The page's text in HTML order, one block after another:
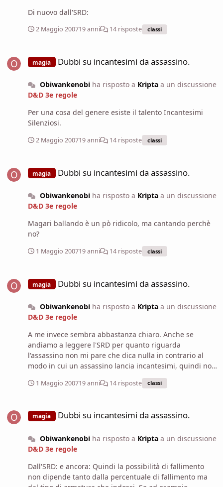
Di nuovo dall'SRD:
2 Maggio 200719 anni 14 risposte classi
magia Dubbi su incantesimi da assassino.
Obiwankenobiha risposto a Kriptaa un discussione
D&D 3e regole
Per una cosa del genere esiste il talento Incantesimi
Silenziosi.
2 Maggio 200719 anni 14 risposte classi
magia Dubbi su incantesimi da assassino.
Obiwankenobiha risposto a Kriptaa un discussione
D&D 3e regole
Magari ballando è un pò ridicolo, ma cantando perchè
no?
1 Maggio 200719 anni 14 risposte classi
magia Dubbi su incantesimi da assassino.
Obiwankenobiha risposto a Kriptaa un discussione
D&D 3e regole
A me invece sembra abbastanza chiaro. Anche se
andiamo a leggere l'SRD per quanto riguarda
l'assassino non mi pare che dica nulla in contrario al
modo in cui un assassino lancia incantesimi, quindi non
vedo per quale motivo se un assassino lancia
incantesimi come un bardo, e se è in armatura leggera,
e il fatto che il bardo può cambiare incantesimi ai livelli
partirte dal 10°, non vedo nessun altra differenza.
1 Maggio 200719 anni 14 risposte classi
magia Dubbi su incantesimi da assassino.
Obiwankenobiha risposto a Kriptaa un discussione
D&D 3e regole
Dall'SRD: e ancora: Quindi la possibilità di fallimento
non dipende tanto dalla percentuale di fallimento ma